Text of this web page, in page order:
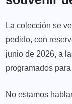
La colección se
pedido, con
junio de 2026, a
programados
No estamos